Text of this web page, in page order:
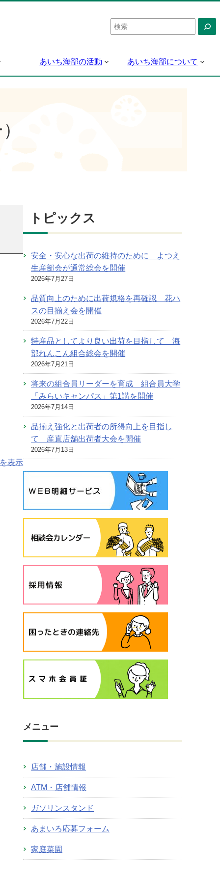
検
索
あいち海部の活動 あいち海部について
表示
トピックス
安全・安心な出荷の維持のために よつえ
生産部会が通常総会を開催
2026年7月27日
品質向上のために出荷規格を再確認 花ハ
スの目揃え会を開催
2026年7月22日
特産品としてより良い出荷を目指して 海
部れんこん組合総会を開催
2026年7月21日
将来の組合員リーダーを育成 組合員大学
「みらいキャンパス」第1講を開催
2026年7月14日
品揃え強化と出荷者の所得向上を目指し
て 産直店舗出荷者大会を開催
2026年7月13日
メニュー
店舗・施設情報
ATM・店舗情報
ガソリンスタンド
あまいろ応募フォーム
家庭菜園